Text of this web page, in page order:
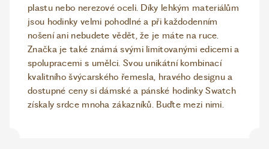
plastu nebo nerezové oceli. Díky lehkým materiálům
jsou hodinky velmi pohodlné a při každodenním
nošení ani nebudete vědět, že je máte na ruce.
Značka je také známá svými limitovanými edicemi a
spolupracemi s umělci. Svou unikátní kombinací
kvalitního švýcarského řemesla, hravého designu a
dostupné ceny si dámské a pánské hodinky Swatch
získaly srdce mnoha zákazníků. Buďte mezi nimi.